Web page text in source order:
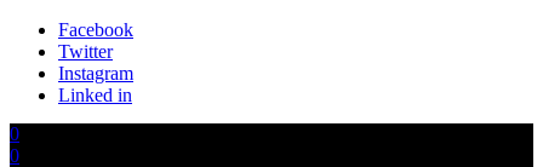
Facebook
Twitter
Instagram
Linked in
0
0